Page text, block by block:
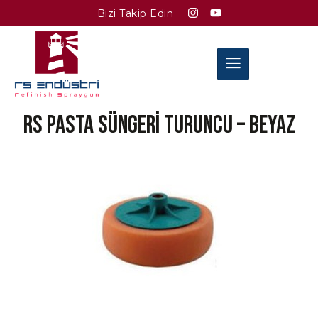
Bizi Takip Edin
Rs Pasta Süngeri Turuncu – Beyaz